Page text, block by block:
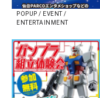
POPUP / EVENT /
ENTERTAINMENT